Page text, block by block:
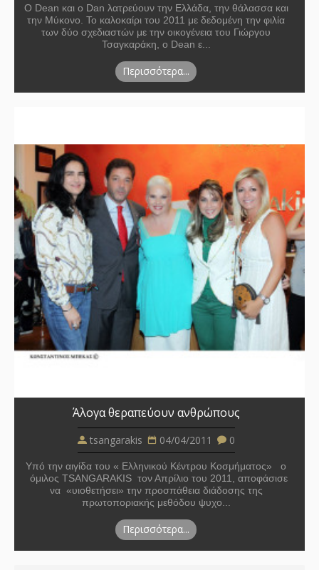
O Dean και ο Dan λατρεύουν την Ελλάδα, την θάλασσα και
την Μύκονο. Το καλοκαίρι του 2011 με δεδομένη την φιλία
των δύο σχεδιαστών με την οικογένεια του Γιώργου
Τσαγκαράκη, o Dean ε...
Περισσότερα...
Άλογα θεραπεύουν ανθρώπους
tsangarakis 04/04/2011 0
Υπό την αιγίδα του « Ελληνικού Κέντρου Κοσμήματος» ο
όμιλος TSANGARAKIS τον Απρίλιο του 2011, αποφάσισε
να «υιοθετήσει» την προσπάθεια διάδοσης της
πρωτοποριακής μεθόδου ψυχο...
Περισσότερα...